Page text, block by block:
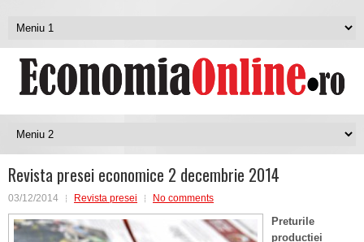
Revista presei economice 2 decembrie 2014
03/12/2014 Revista presei No comments
Preturile
productiei